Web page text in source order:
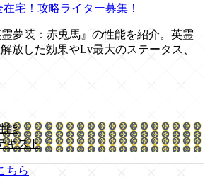
宅！攻略ライター募集！
夢装：赤兎馬』の性能を紹介。英霊
放した効果やLv最大のステータス、
能
キスト
ちら